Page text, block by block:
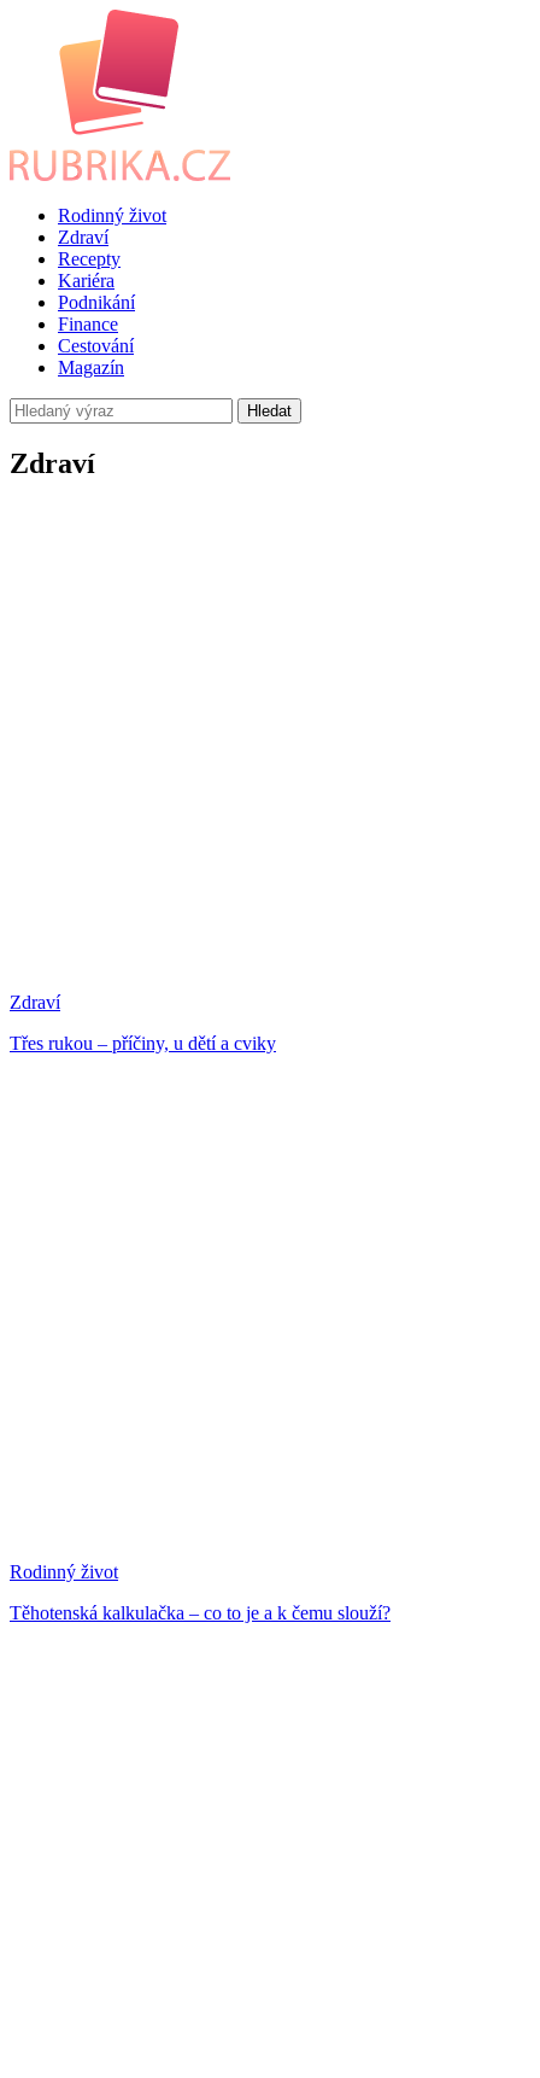
Rodinný život
Zdraví
Recepty
Kariéra
Podnikání
Finance
Cestování
Magazín
Hledat
Zdraví
Zdraví
Třes rukou – příčiny, u dětí a cviky
Rodinný život
Těhotenská kalkulačka – co to je a k čemu slouží?